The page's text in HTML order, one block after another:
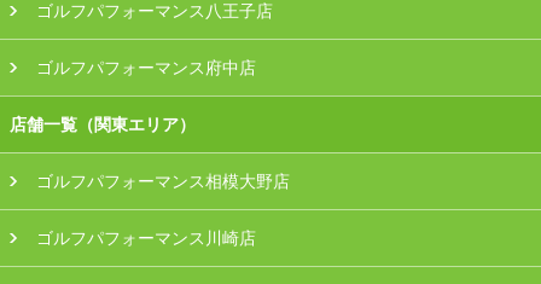
ゴルフパフォーマンス八王子店
ゴルフパフォーマンス府中店
店舗一覧（関東エリア）
ゴルフパフォーマンス相模大野店
ゴルフパフォーマンス川崎店